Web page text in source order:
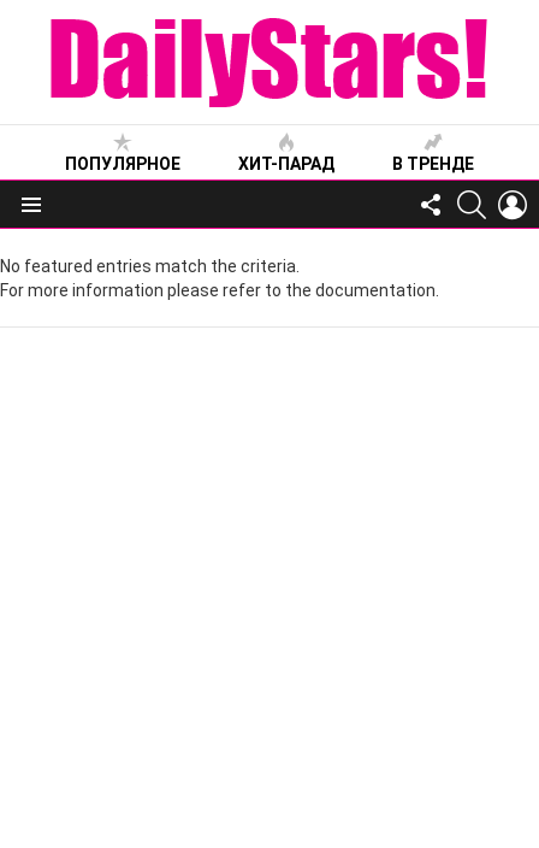
ПОПУЛЯРНОЕ ХИТ-ПАРАД В ТРЕНДЕ
Меню
FOLLOW
US
No featured entries match the criteria.
For more information please refer to the documentation.